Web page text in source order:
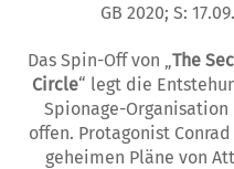
GB 2020; S:
Das Spin-Off von „ The
Circle“ legt die
Spionage-Organisation
offen. Protagonist Conrad
geheimen Pläne von